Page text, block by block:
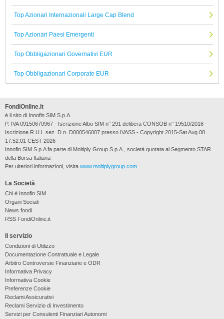
Top Azionari Internazionali Large Cap Blend
Top Azionari Paesi Emergenti
Top Obbligazionari Governativi EUR
Top Obbligazionari Corporate EUR
La Società
Chi è Innofin SIM
Organi Sociali
News fondi
RSS FondiOnline.it
Il servizio
Condizioni di Utilizzo
Documentazione Contrattuale e Legale
Arbitro Controversie Finanziarie e ODR
Informativa Privacy
Informativa Cookie
Preferenze Cookie
Reclami Assicurativi
Reclami Servizio di Investimento
Servizi per Consulenti Finanziari Autonomi
FondiOnline.it
è il sito di Innofin SIM S.p.A.
P. IVA 09150670967 - Iscrizione Albo SIM n° 291 delibera CONSOB n° 19510/2016 -
Iscrizione R.U.I. sez. D n. D000546007 presso IVASS - Copyright 2015-Sat Aug 08
17:52:01 CEST 2026
Innofin SIM S.p.A fa parte di Moltiply Group S.p.A., società quotata al Segmento STAR
della Borsa Italiana
Per ulteriori informazioni, visita www.moltiplygroup.com